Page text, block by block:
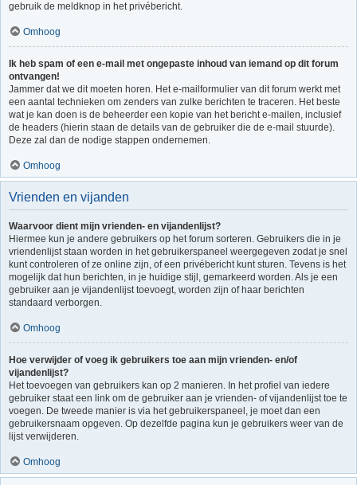
gebruik de meldknop in het privébericht.
Omhoog
Ik heb spam of een e-mail met ongepaste inhoud van iemand op dit forum
ontvangen!
Jammer dat we dit moeten horen. Het e-mailformulier van dit forum werkt met
een aantal technieken om zenders van zulke berichten te traceren. Het beste
wat je kan doen is de beheerder een kopie van het bericht e-mailen, inclusief
de headers (hierin staan de details van de gebruiker die de e-mail stuurde).
Deze zal dan de nodige stappen ondernemen.
Omhoog
Vrienden en vijanden
Waarvoor dient mijn vrienden- en vijandenlijst?
Hiermee kun je andere gebruikers op het forum sorteren. Gebruikers die in je
vriendenlijst staan worden in het gebruikerspaneel weergegeven zodat je snel
kunt controleren of ze online zijn, of een privébericht kunt sturen. Tevens is het
mogelijk dat hun berichten, in je huidige stijl, gemarkeerd worden. Als je een
gebruiker aan je vijandenlijst toevoegt, worden zijn of haar berichten
standaard verborgen.
Omhoog
Hoe verwijder of voeg ik gebruikers toe aan mijn vrienden- en/of
vijandenlijst?
Het toevoegen van gebruikers kan op 2 manieren. In het profiel van iedere
gebruiker staat een link om de gebruiker aan je vrienden- of vijandenlijst toe te
voegen. De tweede manier is via het gebruikerspaneel, je moet dan een
gebruikersnaam opgeven. Op dezelfde pagina kun je gebruikers weer van de
lijst verwijderen.
Omhoog